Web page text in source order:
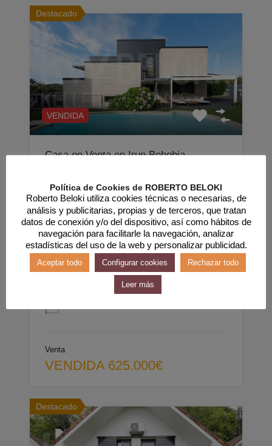
Destacado
VENDIDA
Casa en Venta en Irun Behobia,
VENDIDA ¡Tu Hogar Perfecto te Espera! Casa
con Piscina y Comodidades de Ensueño. Una
casa…
Habitaciones
3
Baños
3
Venta
VENDIDA 625.000€
Destacado
Política de Cookies de ROBERTO BELOKI
Roberto Beloki utiliza cookies técnicas o necesarias, de
análisis y publicitarias, propias y de terceros, que tratan
datos de conexión y/o del dispositivo, así como hábitos de
navegación para facilitarle la navegación, analizar
estadísticas del uso de la web y personalizar publicidad.
Aceptar todo Configurar cookies Rechazar todo
Leer más